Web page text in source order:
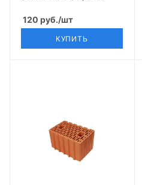
120 руб./шт
КУПИТЬ